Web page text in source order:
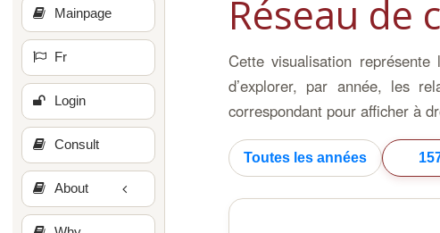
Mainpage
Fr
Login
Consult
About
Réseau de
Cette visualisation
d’explorer, par année, les
correspondant pour afficher à
Toutes les années